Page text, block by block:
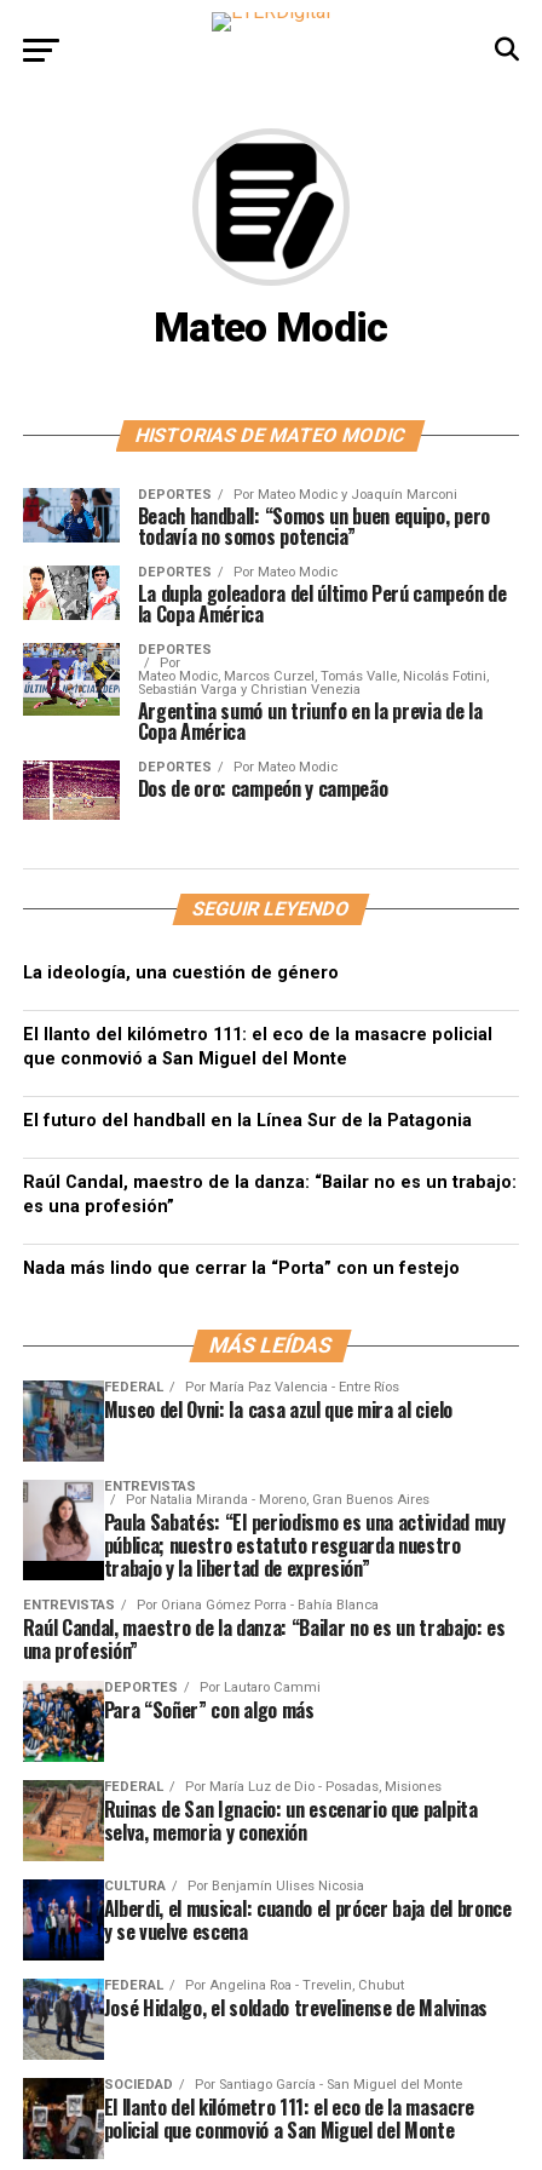
Mateo Modic
HISTORIAS DE MATEO MODIC
DEPORTES Por Mateo Modic y Joaquín Marconi
Beach handball: “Somos un buen equipo, pero
todavía no somos potencia”
DEPORTES Por Mateo Modic
La dupla goleadora del último Perú campeón de
la Copa América
DEPORTES
Por
Mateo Modic, Marcos Curzel, Tomás Valle, Nicolás Fotini,
Sebastián Varga y Christian Venezia
Argentina sumó un triunfo en la previa de la
Copa América
DEPORTES Por Mateo Modic
Dos de oro: campeón y campeão
SEGUIR LEYENDO
La ideología, una cuestión de género
El llanto del kilómetro 111: el eco de la masacre policial
que conmovió a San Miguel del Monte
El futuro del handball en la Línea Sur de la Patagonia
Raúl Candal, maestro de la danza: “Bailar no es un trabajo:
es una profesión”
Nada más lindo que cerrar la “Porta” con un festejo
MÁS LEÍDAS
FEDERAL Por María Paz Valencia - Entre Ríos
Museo del Ovni: la casa azul que mira al cielo
ENTREVISTAS
Por Natalia Miranda - Moreno, Gran Buenos Aires
Paula Sabatés: “El periodismo es una actividad muy
pública; nuestro estatuto resguarda nuestro
trabajo y la libertad de expresión”
ENTREVISTAS Por Oriana Gómez Porra - Bahía Blanca
Raúl Candal, maestro de la danza: “Bailar no es un trabajo: es
una profesión”
DEPORTES Por Lautaro Cammi
Para “Soñer” con algo más
FEDERAL Por María Luz de Dio - Posadas, Misiones
Ruinas de San Ignacio: un escenario que palpita
selva, memoria y conexión
CULTURA Por Benjamín Ulises Nicosia
Alberdi, el musical: cuando el prócer baja del bronce
y se vuelve escena
FEDERAL Por Angelina Roa - Trevelin, Chubut
José Hidalgo, el soldado trevelinense de Malvinas
SOCIEDAD Por Santiago García - San Miguel del Monte
El llanto del kilómetro 111: el eco de la masacre
policial que conmovió a San Miguel del Monte